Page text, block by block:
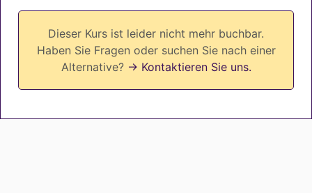
Dieser Kurs ist leider nicht mehr buchbar.
Haben Sie Fragen oder suchen Sie nach einer
Alternative? → Kontaktieren Sie uns.